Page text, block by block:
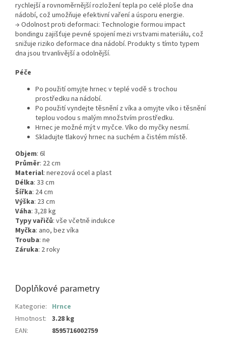
rychlejší a rovnoměrnější rozložení tepla po celé ploše dna
nádobí, což umožňuje efektivní vaření a úsporu energie.
→ Odolnost proti deformaci: Technologie formou impact
bondingu zajišťuje pevné spojení mezi vrstvami materiálu, což
snižuje riziko deformace dna nádobí. Produkty s tímto typem
dna jsou trvanlivější a odolnější.
Péče
Po použití omyjte hrnec v teplé vodě s trochou
prostředku na nádobí.
Po použití vyndejte těsnění z víka a omyjte víko i těsnění
teplou vodou s malým množstvím prostředku.
Hrnec je možné mýt v myčce. Víko do myčky nesmí.
Skladujte tlakový hrnec na suchém a čistém místě.
Objem: 6l
Průměr: 22 cm
Material: nerezová ocel a plast
Délka: 33 cm
Šířka: 24 cm
Výška: 23 cm
Váha: 3,28 kg
Typy vařičů: vše včetně indukce
Myčka: ano, bez víka
Trouba: ne
Záruka: 2 roky
Doplňkové parametry
Kategorie: Hrnce
Hmotnost: 3.28 kg
EAN: 8595716002759